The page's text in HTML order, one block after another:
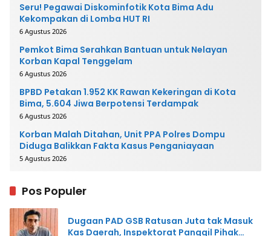
Seru! Pegawai Diskominfotik Kota Bima Adu
Kekompakan di Lomba HUT RI
6 Agustus 2026
Pemkot Bima Serahkan Bantuan untuk Nelayan
Korban Kapal Tenggelam
6 Agustus 2026
BPBD Petakan 1.952 KK Rawan Kekeringan di Kota
Bima, 5.604 Jiwa Berpotensi Terdampak
6 Agustus 2026
Korban Malah Ditahan, Unit PPA Polres Dompu
Diduga Balikkan Fakta Kasus Penganiayaan
5 Agustus 2026
Pos Populer
Dugaan PAD GSB Ratusan Juta tak Masuk
Kas Daerah, Inspektorat Panggil Pihak